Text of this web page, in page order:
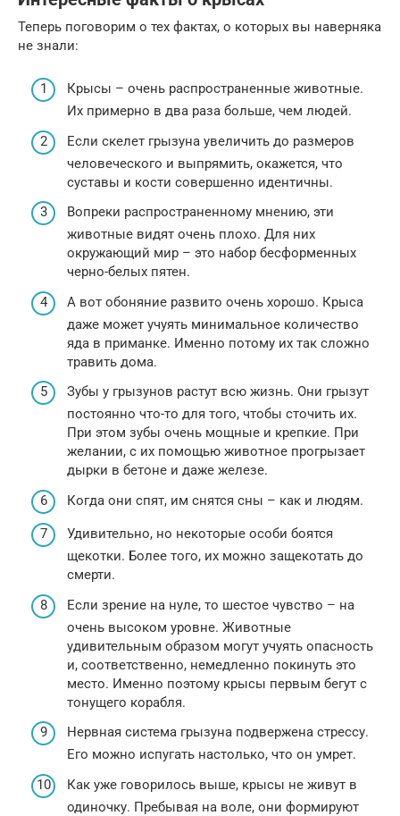
Теперь поговорим о тех фактах, о которых вы наверняка
не знали:
Крысы – очень распространенные животные.
Их примерно в два раза больше, чем людей.
Если скелет грызуна увеличить до размеров
человеческого и выпрямить, окажется, что
суставы и кости совершенно идентичны.
Вопреки распространенному мнению, эти
животные видят очень плохо. Для них
окружающий мир – это набор бесформенных
черно-белых пятен.
А вот обоняние развито очень хорошо. Крыса
даже может учуять минимальное количество
яда в приманке. Именно потому их так сложно
травить дома.
Зубы у грызунов растут всю жизнь. Они грызут
постоянно что-то для того, чтобы сточить их.
При этом зубы очень мощные и крепкие. При
желании, с их помощью животное прогрызает
дырки в бетоне и даже железе.
Когда они спят, им снятся сны – как и людям.
Удивительно, но некоторые особи боятся
щекотки. Более того, их можно защекотать до
смерти.
Если зрение на нуле, то шестое чувство – на
очень высоком уровне. Животные
удивительным образом могут учуять опасность
и, соответственно, немедленно покинуть это
место. Именно поэтому крысы первым бегут с
тонущего корабля.
Нервная система грызуна подвержена стрессу.
Его можно испугать настолько, что он умрет.
Как уже говорилось выше, крысы не живут в
одиночку. Пребывая на воле, они формируют